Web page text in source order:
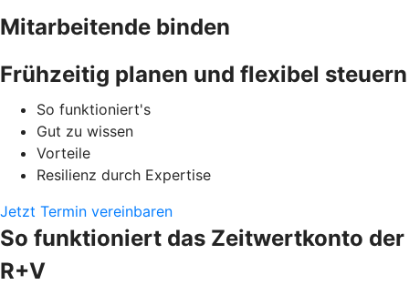
Mitarbeitende binden
Frühzeitig planen und flexibel steuern
So funktioniert's
Gut zu wissen
Vorteile
Resilienz durch Expertise
Jetzt Termin vereinbaren
So funktioniert das Zeitwertkonto der
R+V